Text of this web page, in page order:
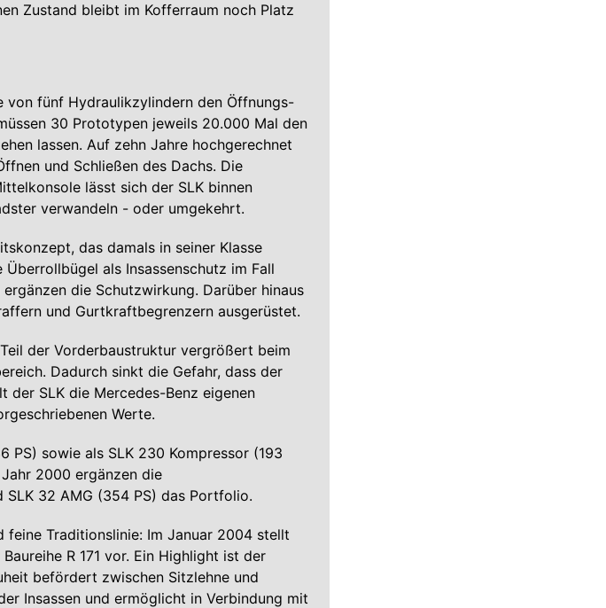
Zustand bleibt im Kofferraum noch Platz
fünf Hydraulikzylindern den Öffnungs-
30 Prototypen jeweils 20.000 Mal den
lassen. Auf zehn Jahre hochgerechnet
und Schließen des Dachs. Die
lässt sich der SLK binnen
verwandeln - oder umgekehrt.
das damals in seiner Klasse
als Insassenschutz im Fall
die Schutzwirkung. Darüber hinaus
und Gurtkraftbegrenzern ausgerüstet.
der Vorderbaustruktur vergrößert beim
Dadurch sinkt die Gefahr, dass der
der SLK die Mercedes-Benz eigenen
Werte.
PS) sowie als SLK 230 Kompressor (193
2000 ergänzen die
SLK 32 AMG (354 PS) das Portfolio.
feine Traditionslinie: Im Januar 2004 stellt
R 171 vor. Ein Highlight ist der
befördert zwischen Sitzlehne und
Insassen und ermöglicht in Verbindung mit